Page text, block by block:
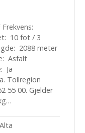
10 fot / 3
2088 meter
Asfalt
Ja
Tollregion
55 00. Gjelder